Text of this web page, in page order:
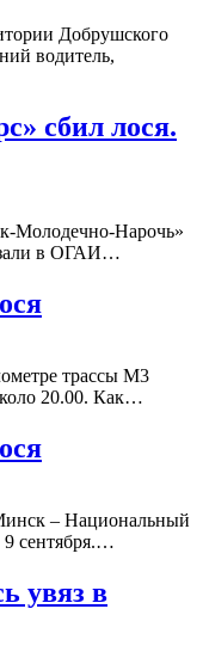
Добрушского
водитель,
сбил лося.
Молодечно-Нарочь»
в ОГАИ…
трассы М3
20.00. Как…
– Национальный
сентября.…
увяз в